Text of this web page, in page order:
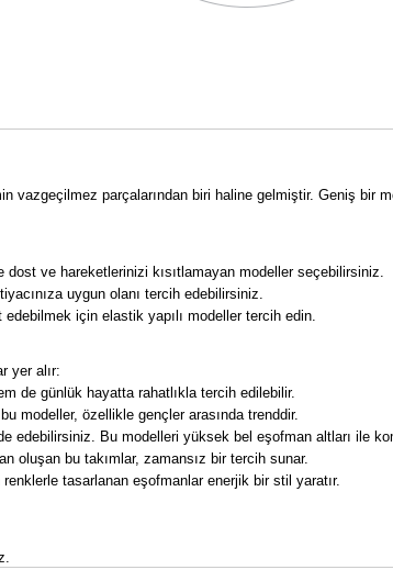
vazgeçilmez parçalarından biri haline gelmiştir. Geniş
ve hareketlerinizi kısıtlamayan modeller seçebilirsiniz.
uygun olanı tercih edebilirsiniz.
için elastik yapılı modeller tercih edin.
yer alır:
de günlük hayatta rahatlıkla tercih edilebilir.
modeller, özellikle gençler arasında trenddir.
edebilirsiniz. Bu modelleri yüksek bel eşofman altları ile
oluşan bu takımlar, zamansız bir tercih sunar.
tasarlanan eşofmanlar enerjik bir stil yaratır.